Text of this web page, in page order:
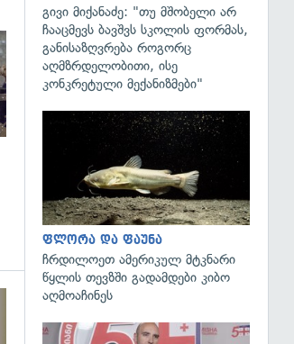
გადახედვა
გივი მიქანაძე: "თუ მშობელი არ
ჩააცმევს ბავშვს სკოლის ფორმას,
განისაზღვრება როგორც
აღმზრდელობითი, ისე
კონკრეტული მექანიზმები"
ფლორა და ფაუნა
ჩრდილოეთ ამერიკულ მტკნარი
წყლის თევზში გადამდები კიბო
აღმოაჩინეს